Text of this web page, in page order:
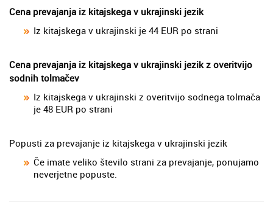
Cena prevajanja iz kitajskega v ukrajinski jezik
Iz kitajskega v ukrajinski je 44 EUR po strani
Cena prevajanja iz kitajskega v ukrajinski jezik z overitvijo
sodnih tolmačev
Iz kitajskega v ukrajinski z overitvijo sodnega tolmača
je 48 EUR po strani
Popusti za prevajanje iz kitajskega v ukrajinski jezik
Če imate veliko število strani za prevajanje, ponujamo
neverjetne popuste.